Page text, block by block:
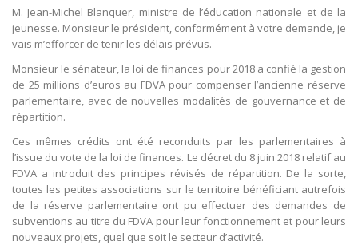
M. Jean-Michel Blanquer, ministre de l’éducation nationale et de la
jeunesse. Monsieur le président, conformément à votre demande, je
vais m’efforcer de tenir les délais prévus.
Monsieur le sénateur, la loi de finances pour 2018 a confié la gestion
de 25 millions d’euros au FDVA pour compenser l’ancienne réserve
parlementaire, avec de nouvelles modalités de gouvernance et de
répartition.
Ces mêmes crédits ont été reconduits par les parlementaires à
l’issue du vote de la loi de finances. Le décret du 8 juin 2018 relatif au
FDVA a introduit des principes révisés de répartition. De la sorte,
toutes les petites associations sur le territoire bénéficiant autrefois
de la réserve parlementaire ont pu effectuer des demandes de
subventions au titre du FDVA pour leur fonctionnement et pour leurs
nouveaux projets, quel que soit le secteur d’activité.